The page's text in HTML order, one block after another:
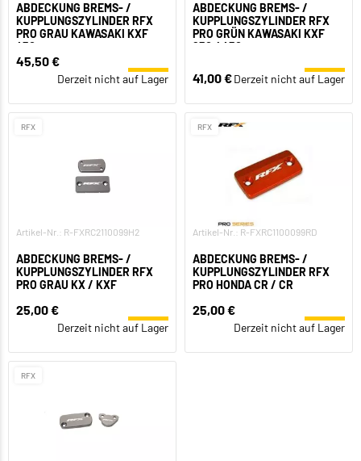
ABDECKUNG BREMS- /
KUPPLUNGSZYLINDER RFX
PRO GRAU KAWASAKI KXF
450
45,50 €
Derzeit nicht auf Lager
ABDECKUNG BREMS- /
KUPPLUNGSZYLINDER RFX
PRO GRÜN KAWASAKI KXF
250 / 450
41,00 €Derzeit nicht auf Lager
RFX
Artikel-Nr.: R-FXRC2110099H2
ABDECKUNG BREMS- /
KUPPLUNGSZYLINDER RFX
PRO GRAU KX / KXF
25,00 €
Derzeit nicht auf Lager
RFX
Artikel-Nr.: R-FXRC1100099RD
ABDECKUNG BREMS- /
KUPPLUNGSZYLINDER RFX
PRO HONDA CR / CR
25,00 €
Derzeit nicht auf Lager
RFX